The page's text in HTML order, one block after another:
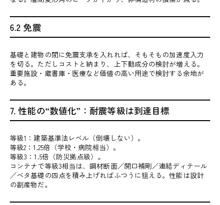
6.2 免震
基礎と建物の間に免震支承を入れれば、そもそもの加速度入力
を切る。ただしコストと納まり、上下動成分の検討が増える。
重要施設・蔵書庫・医療など価値の高い用途で検討する余地が
ある。
7. 性能の“数値化”：耐震等級は到達目標
等級1：建築基準法レベル（倒壊しない）。
等級2：1.25倍（学校・病院相当）。
等級3：1.5倍（防災拠点級）。
コンテナで等級3相当は、鋼材断面／開口補剛／連結ディテール
／ベタ基礎の四点を積み上げればふつうに狙える。性能は設計
の副産物だ。